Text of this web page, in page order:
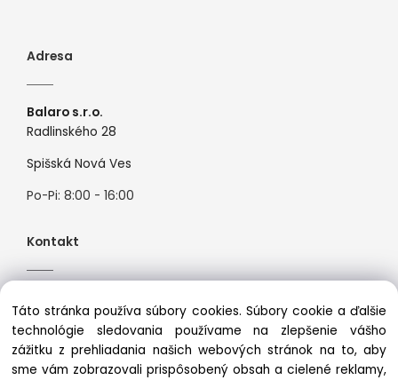
Adresa
Balaro s.r.o.
Radlinského 28
Spišská Nová Ves
Po-Pi: 8:00 - 16:00
Kontakt
Mail:info@premiosport.sk
Táto stránka používa súbory cookies. Súbory cookie a ďalšie
technológie sledovania používame na zlepšenie vášho
zážitku z prehliadania našich webových stránok na to, aby
sme vám zobrazovali prispôsobený obsah a cielené reklamy,